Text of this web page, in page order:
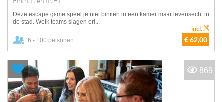
Deze escape game speel je niet binnen in een kamer maar levensecht in
de stad. Welk teams slagen eri...
6 - 100 personen € 62,00
incl.
869